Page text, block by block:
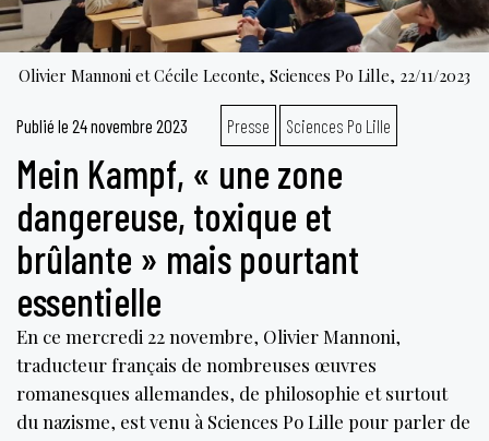
Olivier Mannoni et Cécile Leconte, Sciences Po Lille, 22/11/2023
Publié le 24 novembre 2023 Presse Sciences Po Lille
Mein Kampf, « une zone
dangereuse, toxique et
brûlante » mais pourtant
essentielle
En ce mercredi 22 novembre, Olivier Mannoni,
traducteur français de nombreuses œuvres
romanesques allemandes, de philosophie et surtout
du nazisme, est venu à Sciences Po Lille pour parler de